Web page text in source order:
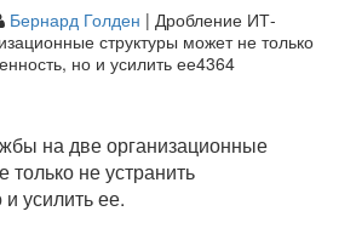
Бернард Голден | Дробление ИТ-
структуры может не только
но и усилить ее4364
на две организационные
только не устранить
усилить ее.